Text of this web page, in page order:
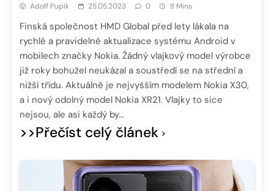
Adolf Pupík 25.05.2023 0 8 Mins
Finská společnost HMD Global před lety lákala na
rychlé a pravidelné aktualizace systému Android v
mobilech značky Nokia. Žádný vlajkový model výrobce
již roky bohužel neukázal a soustředí se na střední a
nižší třídu. Aktuálně je nejvyšším modelem Nokia X30,
a i nový odolný model Nokia XR21. Vlajky to sice
nejsou, ale asi každý by…
>>Přečíst celý článek